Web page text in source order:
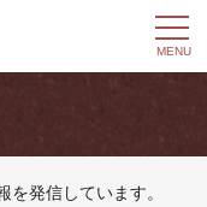
t
o
n
MENU
発信しています。